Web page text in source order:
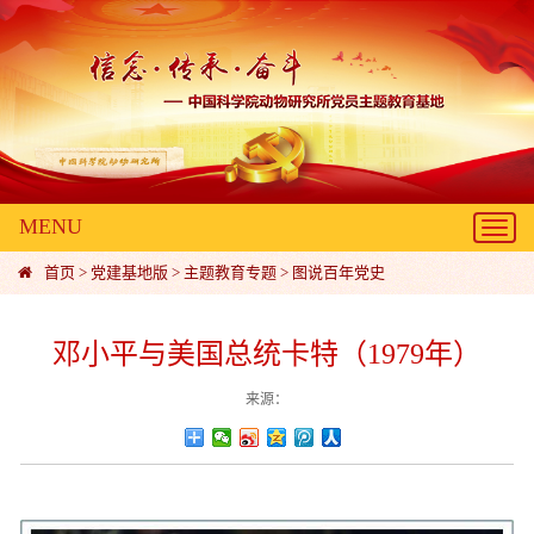
MENU
首页 > 党建基地版 > 主题教育专题 > 图说百年党史
邓小平与美国总统卡特（1979年）
来源：